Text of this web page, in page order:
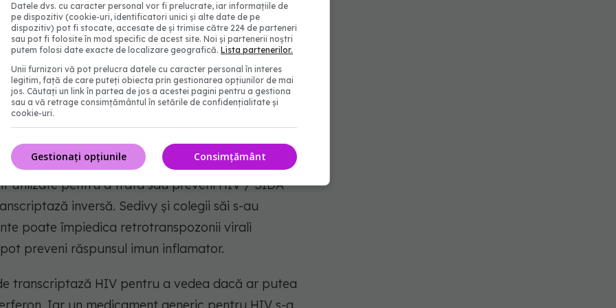
oprește procesul
ului L1 necesită o proteină specifică numită
necesită, de asemenea, proteinele
a spus Sedivy. De fapt, AZT, primul
/ SIDA, oprește transcriptaza inversă a HIV.
utilizate pentru a trata sau preveni HIV / SIDA
inversă. Sedivy și colegii săi s-au
poate împiedica retrotranspozonii virali
preveni răspunsul imun inflamator.
transcriptază HIV pentru a vedea dacă ar putea
Iar un medicament generic pentru HIV s-a
Datele dvs. cu caracter personal vor fi prelucrate, iar informațiile de
pe dispozitiv (cookie-uri, identificatori unici și alte date de pe
dispozitiv) pot fi stocate, accesate de și trimise către 224 de parteneri
sau pot fi folosite în mod specific de acest site. Noi și partenerii noștri
putem folosi date exacte de localizare geografică. Lista partenerilor.
Unii furnizori vă pot prelucra datele cu caracter personal în interes
legitim, față de care puteți obiecta prin gestionarea opțiunilor de mai
jos. Căutați un link în partea de jos a acestei pagini pentru a gestiona
sau a vă retrage consimțământul în setările de confidențialitate și
cookie-uri.
Consimțământ
Gestionați opțiunile